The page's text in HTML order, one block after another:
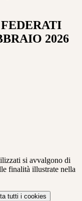
2026
si avvalgono di
finalità illustrate nella
tutti i cookies